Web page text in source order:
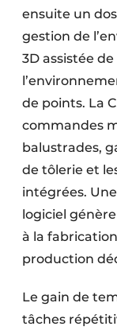
ensuite un
gestion de
3D assistée
de points. La
commandes
balustrades,
de tôlerie et
intégrées.
logiciel
à la
production
Le gain de
tâches